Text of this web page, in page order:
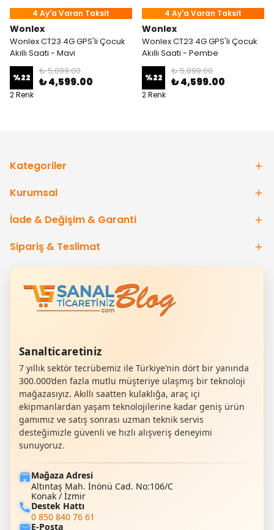
4 Ay'a Varan Taksit
Wonlex
Wonlex CT23 4G GPS'li Çocuk
Akıllı Saati - Mavi
%22
₺ 5,899.00
₺ 4,599.00
2 Renk
4 Ay'a Varan Taksit
Wonlex
Wonlex CT23 4G GPS'li Çocuk
Akıllı Saati - Pembe
%22
₺ 5,899.00
₺ 4,599.00
2 Renk
Kategoriler
Kurumsal
İade & Değişim & Garanti
Sipariş & Teslimat
Sanalticaretiniz
7 yıllık sektör tecrübemiz ile Türkiye’nin dört bir yanında
300.000’den fazla mutlu müşteriye ulaşmış bir teknoloji
mağazasıyız. Akıllı saatten kulaklığa, araç içi
ekipmanlardan yaşam teknolojilerine kadar geniş ürün
gamımız ve satış sonrası uzman teknik servis
desteğimizle güvenli ve hızlı alışveriş deneyimi
sunuyoruz.
Mağaza Adresi
Altıntaş Mah. İnönü Cad. No:106/C
Konak / İzmir
Destek Hattı
0 850 840 76 61
E-Posta